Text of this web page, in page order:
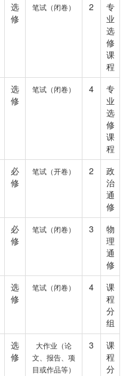
选
修
笔试（闭卷） 2
专
业
选
修
课
程
选
修
笔试（闭卷） 4
专
业
选
修
课
程
必
修
笔试（开卷） 2
政
治
通
修
必
修
笔试（闭卷） 3
物
理
通
修
选
修
笔试（闭卷） 4
课
程
分
组
选
修
大作业（论
文、报告、项
目或作品等）
3
课
程
分